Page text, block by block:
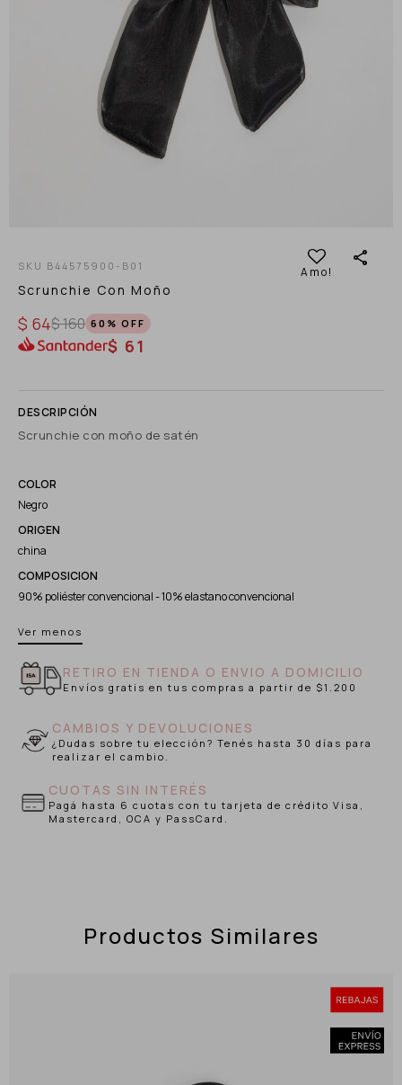
B44575900-B01
Scrunchie Con Moño
$ 64$160 60
$ 61
Scrunchie con moño de satén
COLOR
Negro
ORIGEN
china
COMPOSICION
90% poliéster convencional - 10% elastano convencional
Ver menos
RETIRO EN TIENDA O ENVIO A DOMICILIO
Envíos gratis en tus compras a partir de $1.200
CAMBIOS Y DEVOLUCIONES
¿Dudas sobre tu elección? Tenés hasta 30 días para
realizar el cambio.
CUOTAS SIN INTERÉS
Pagá hasta 6 cuotas con tu tarjeta de crédito Visa,
Mastercard, OCA y PassCard.
Productos Similares